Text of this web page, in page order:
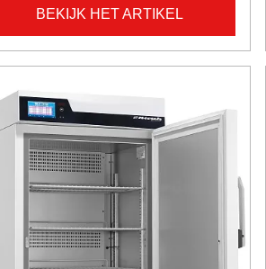
BEKIJK HET ARTIKEL